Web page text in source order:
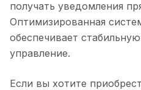
получать уведомления
Оптимизированная
обеспечивает
управление.
Если вы хотите